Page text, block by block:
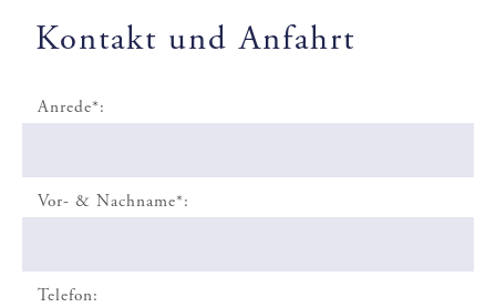
Kontakt und Anfahrt
Anrede*:
Vor- & Nachname*:
Telefon: